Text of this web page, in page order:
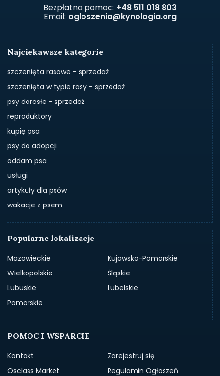
Bezpłatna pomoc: +48 511 018 803
Email: ogloszenia@kynologia.org
Najciekawsze kategorie
szczenięta rasowe - sprzedaż
szczenięta w typie rasy - sprzedaż
psy dorosłe - sprzedaż
reproduktory
kupię psa
psy do adopcji
oddam psa
usługi
artykuły dla psów
wakacje z psem
Popularne lokalizacje
Mazowieckie
Kujawsko-Pomorskie
Wielkopolskie
Śląskie
Lubuskie
Lubelskie
Pomorskie
POMOC I WSPARCIE
Kontakt
Zarejestruj się
Osclass Market
Regulamin Ogłoszeń